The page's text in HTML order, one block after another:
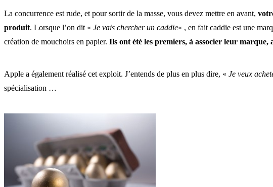
La concurrence est rude, et pour sortir de la masse, vous devez mettre en avant,
produit. Lorsque l’on dit « Je vais chercher un caddie« , en fait caddie est une
création de mouchoirs en papier. Ils ont été les premiers, à associer leur marque,
Apple a également réalisé cet exploit. J’entends de plus en plus dire, « Je veux
spécialisation …